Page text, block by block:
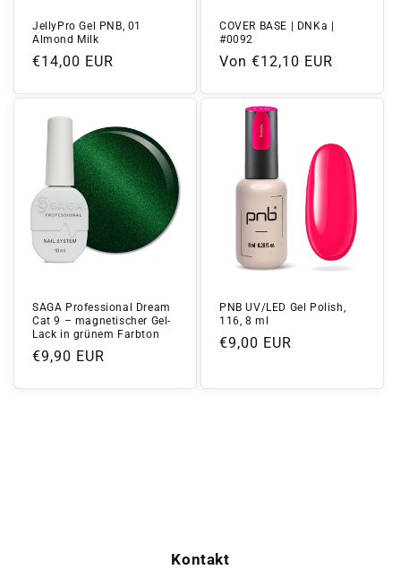
JellyPro Gel PNB, 01
Almond Milk
Normaler
€14,00 EUR
COVER BASE | DNKa |
#0092
Normaler
Von €12,10 EUR
SAGA Professional Dream
Cat 9 – magnetischer Gel-
Lack in grünem Farbton
Normaler
€9,90 EUR
PNB UV/LED Gel Polish,
116, 8 ml
Normaler
€9,00 EUR
Kontakt